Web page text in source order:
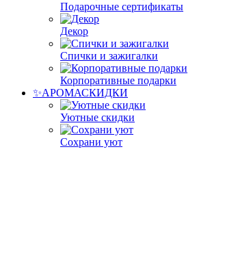
Подарочные сертификаты
Декор
Спички и зажигалки
Корпоративные подарки
✨АРОМАСКИДКИ
Уютные скидки
Сохрани уют